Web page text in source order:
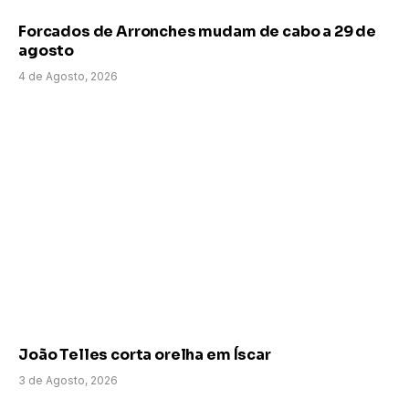
Forcados de Arronches mudam de cabo a 29 de
agosto
4 de Agosto, 2026
João Telles corta orelha em Íscar
3 de Agosto, 2026